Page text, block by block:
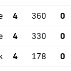
4 360 0
4 330 0
4 178 0